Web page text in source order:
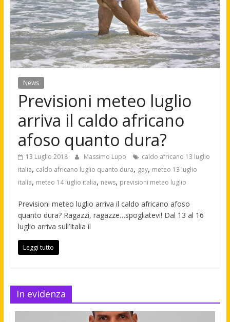
News
Previsioni meteo luglio
arriva il caldo africano
afoso quanto dura?
13 Luglio 2018 Massimo Lupo
caldo africano 13 luglio
italia, caldo africano luglio quanto dura, gay, meteo 13 luglio
italia, meteo 14 luglio italia, news, previsioni meteo luglio
Previsioni meteo luglio arriva il caldo africano afoso
quanto dura? Ragazzi, ragazze…spogliatevi! Dal 13 al 16
luglio arriva sull’Italia il
Leggi tutto
In evidenza